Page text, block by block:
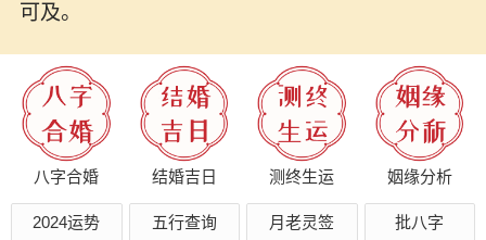
可及。
八字合婚 结婚吉日 测终生运 姻缘分析
2024运势 五行查询 月老灵签 批八字